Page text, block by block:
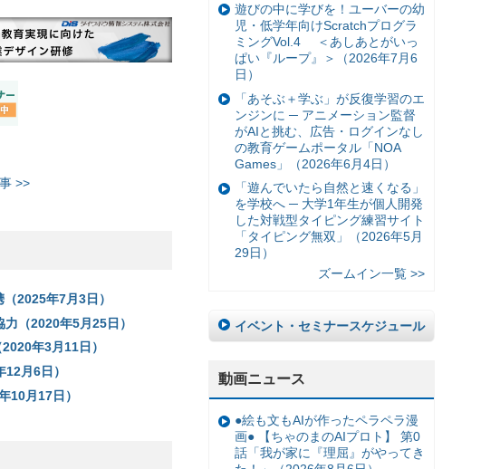
>>
2025年7月3日）
（2020年5月25日）
年3月11日）
月6日）
月17日）
遊びの中に学びを！ユーバーの幼
児・低学年向けScratchプログラ
ミングVol.4 ＜あしあとがいっ
ぱい『ループ』＞（2026年7月6
日）
「あそぶ＋学ぶ」が反復学習のエ
ンジンに ─ アニメーション監督
がAIと挑む、広告・ログインなし
の教育ゲームポータル「NOA
Games」（2026年6月4日）
「遊んでいたら自然と速くなる」
を学校へ ─ 大学1年生が個人開発
した対戦型タイピング練習サイト
「タイピング無双」（2026年5月
29日）
ズームイン一覧 >>
イベント・セミナースケジュール
動画ニュース
●絵も文もAIが作ったペラペラ漫
画● 【ちゃのまのAIプロト】 第0
話「我が家に『理屈』がやってき